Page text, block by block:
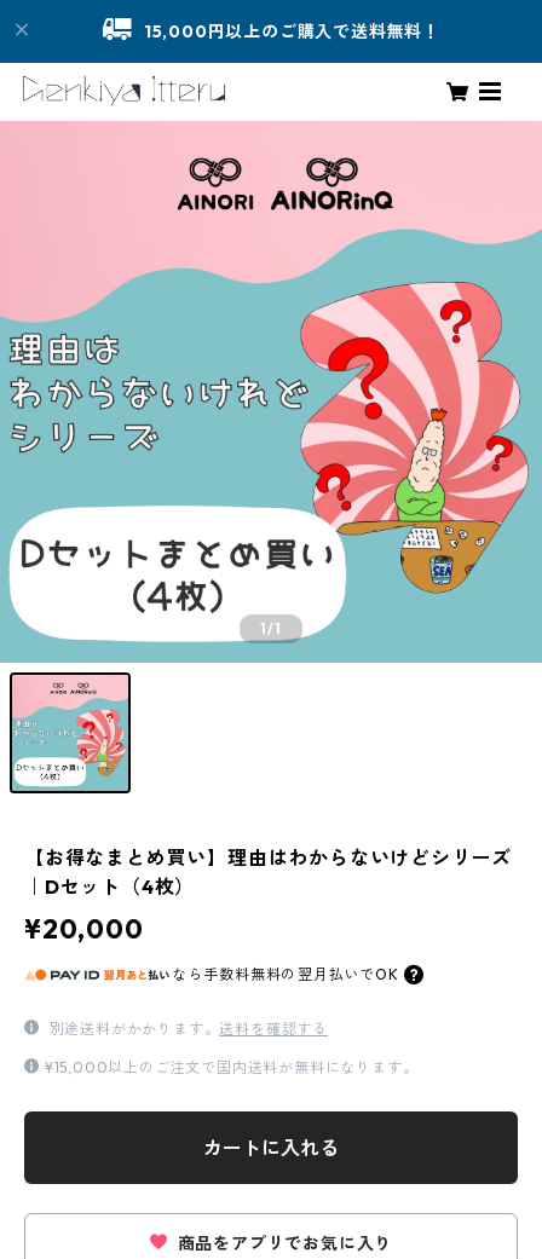
15,000円以上のご購入で送料無料！
1/1
【お得なまとめ買い】理由はわからないけどシリーズ
｜Dセット（4枚）
¥20,000
なら 手数料無料の 翌月払いでOK
別途送料がかかります。送料を確認する
¥15,000以上のご注文で国内送料が無料になります。
カートに入れる
商品をアプリでお気に入り